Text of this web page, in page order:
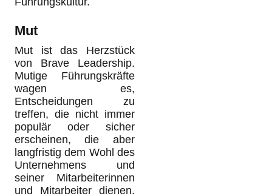
Mut
Mut ist das Herzstück
von Brave Leadership.
Mutige Führungskräfte
wagen es,
Entscheidungen zu
treffen, die nicht immer
populär oder sicher
erscheinen, die aber
langfristig dem Wohl des
Unternehmens und
seiner Mitarbeiterinnen
und Mitarbeiter dienen.